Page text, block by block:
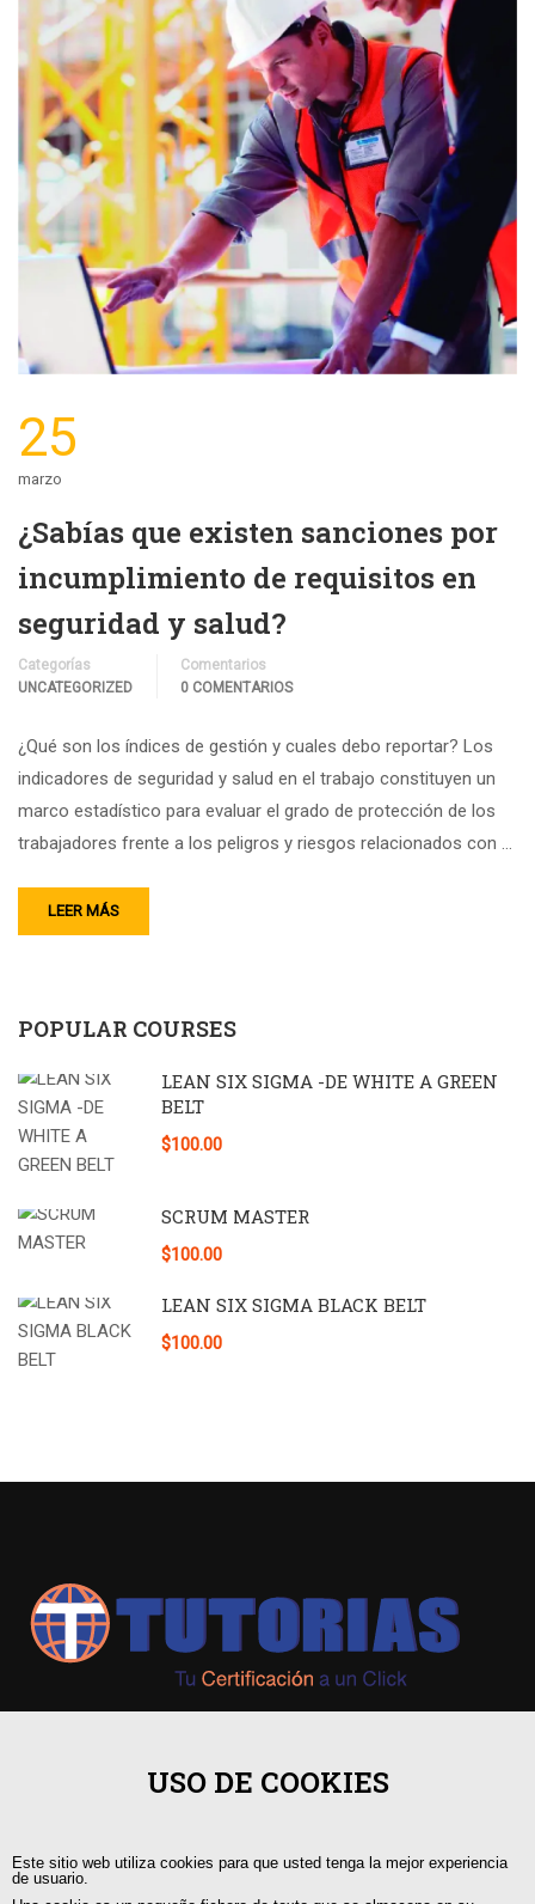
25
marzo
¿Sabías que existen sanciones por
incumplimiento de requisitos en
seguridad y salud?
Categorías
UNCATEGORIZED
Comentarios
0 COMENTARIOS
¿Qué son los índices de gestión y cuales debo reportar? Los
indicadores de seguridad y salud en el trabajo constituyen un
marco estadístico para evaluar el grado de protección de los
trabajadores frente a los peligros y riesgos relacionados con …
LEER MÁS
POPULAR COURSES
LEAN SIX SIGMA -DE WHITE A GREEN
BELT
$100.00
SCRUM MASTER
$100.00
LEAN SIX SIGMA BLACK BELT
$100.00
capacitacion@tutorias.ec
USO DE COOKIES
Este sitio web utiliza cookies para que usted tenga la mejor experiencia
de usuario.